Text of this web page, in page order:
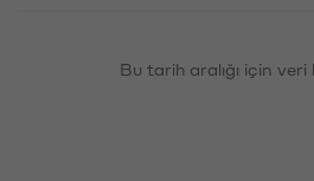
Bu tarih aralığı için veri